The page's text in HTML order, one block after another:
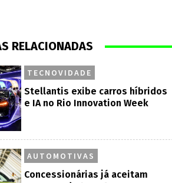
RELACIONADAS
TECNOVIDADE
Stellantis exibe carros híbridos
e IA no Rio Innovation Week
AUTOMOTIVAS
Concessionárias já aceitam